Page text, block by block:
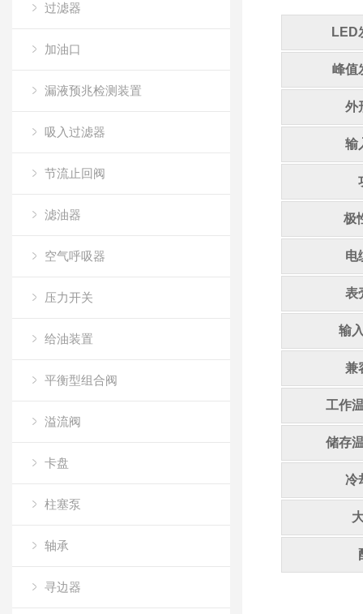
过滤器
加油口
漏液预兆检测装置
吸入过滤器
节流止回阀
滤油器
空气呼吸器
压力开关
给油装置
平衡型组合阀
溢流阀
卡盘
柱塞泵
轴承
寻边器
LED
峰值
外
输
极
电
表
输
兼
工作
储存
冷